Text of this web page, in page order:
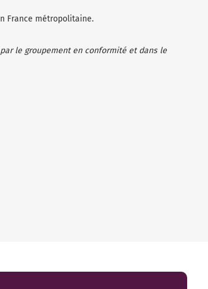
France métropolitaine.
le groupement en conformité et dans le